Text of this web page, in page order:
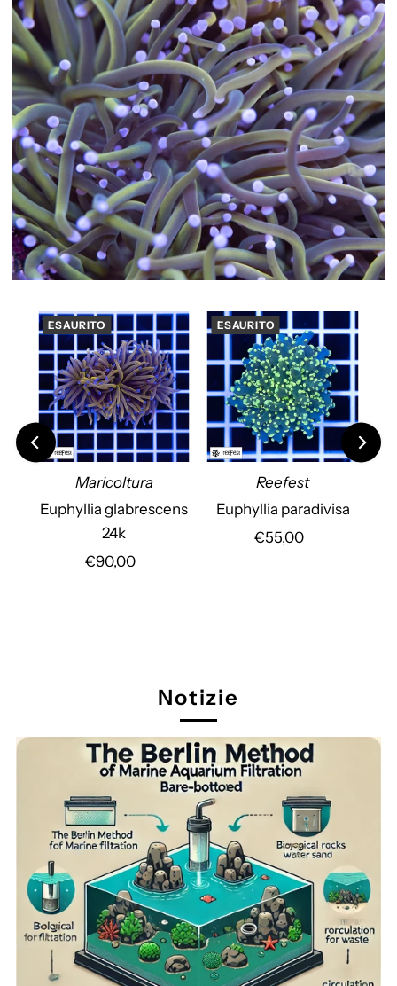
ESAURITO
Maricoltura
Euphyllia glabrescens
24k
Prezzo
€90,00
ESAURITO
Reefest
Euphyllia paradivisa
Prezzo
€55,00
Notizie